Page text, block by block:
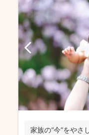
家族の“今”をやさ